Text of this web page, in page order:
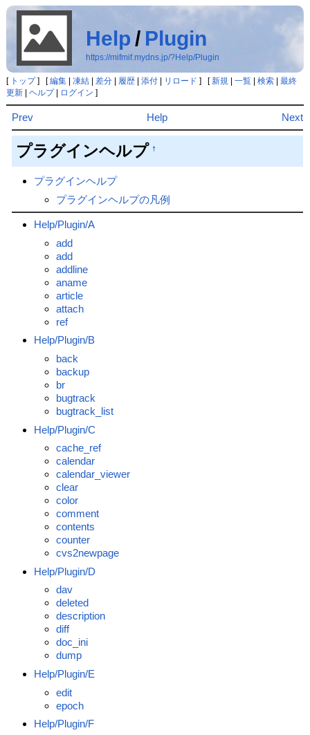
Help / Plugin
https://mifmif.mydns.jp/?Help/Plugin
[ トップ] [編集| 凍結| 差分| 履歴| 添付| リロード ] [新規| 一覧| 検索| 最終
更新| ヘルプ| ログイン ]
Prev Next
Help
プラグインヘルプ †
プラグインヘルプ
プラグインヘルプの凡例
Help/Plugin/A
add
add
addline
aname
article
attach
ref
Help/Plugin/B
back
backup
br
bugtrack
bugtrack_list
Help/Plugin/C
cache_ref
calendar
calendar_viewer
clear
color
comment
contents
counter
cvs2newpage
Help/Plugin/D
dav
deleted
description
diff
doc_ini
dump
Help/Plugin/E
edit
epoch
Help/Plugin/F